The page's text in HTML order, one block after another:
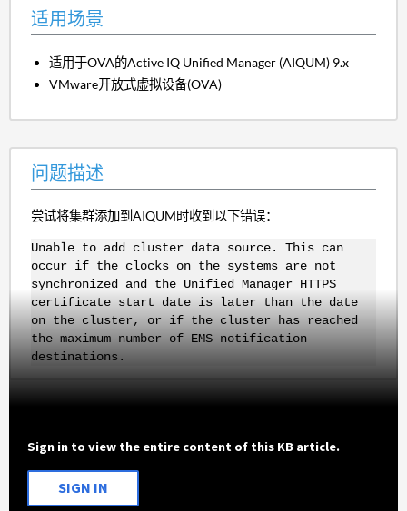
适用场景
适用于OVA的Active IQ Unified Manager (AIQUM) 9.x
VMware开放式虚拟设备(OVA)
问题描述
尝试将集群添加到AIQUM时收到以下错误：
Unable to add cluster data source. This can
occur if the clocks on the systems are not
synchronized and the Unified Manager HTTPS
certificate start date is later than the date
on the cluster, or if the cluster has reached
the maximum number of EMS notification
destinations.
Sign in to view the entire content of this KB article.
SIGN IN